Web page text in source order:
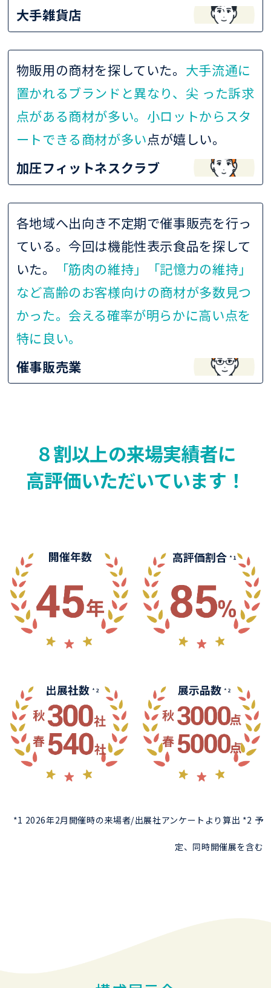
大手雑貨店
物販用の商材を探していた。 大手流通に
置かれるブランドと異なり、尖 った訴求
点がある商材が多い。小ロットからスタ
ートできる商材が多い点が嬉しい。
加圧フィットネスクラブ
各地域へ出向き不定期で催事販売を行っ
ている。今回は機能性表示食品を探して
いた。
「筋肉の維持」「記憶力の維持」
など高齢のお客様向けの商材が多数見つ
かった。会える確率が明らかに高い点を
特に良い。
催事販売業
８割以上の来場実績者に
高評価いただいています！
*1 2026年2月開催時の来場者/出展社アンケートより算出 *2 予
定、同時開催展を含む